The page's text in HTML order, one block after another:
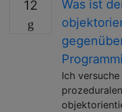
12
Was ist
Ich